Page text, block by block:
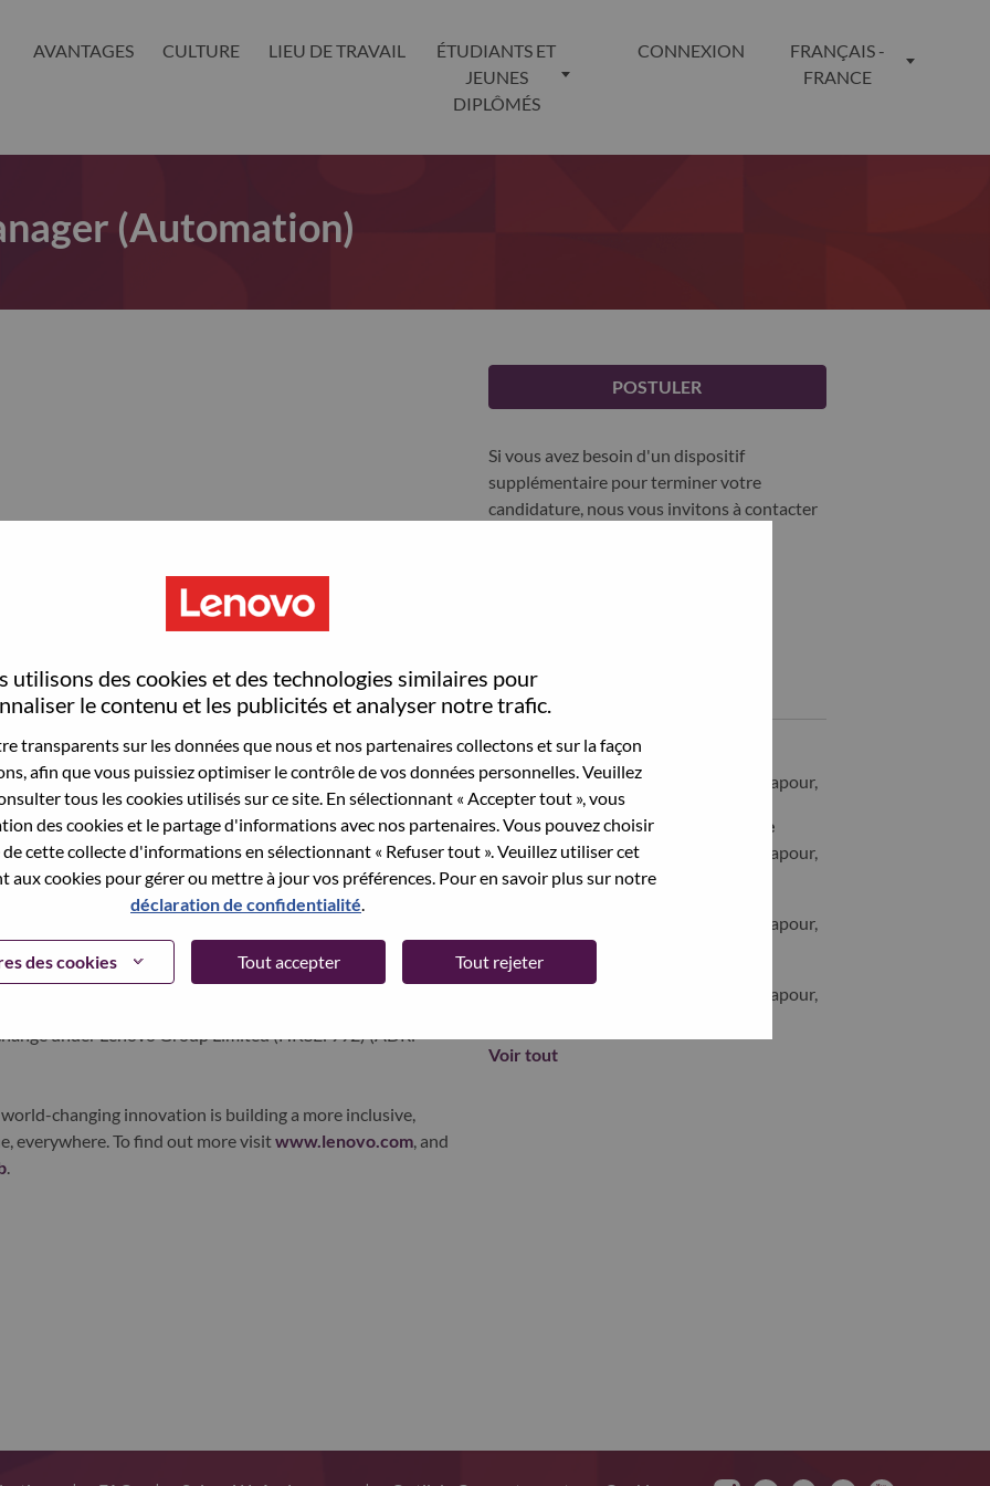
utilisons des cookies et des technologies similaires pour
le contenu et les publicités et analyser notre trafic.
transparents sur les données que nous et nos partenaires collectons et sur la façon
afin que vous puissiez optimiser le contrôle de vos données personnelles. Veuillez
tous les cookies utilisés sur ce site. En sélectionnant « Accepter tout », vous
des cookies et le partage d'informations avec nos partenaires. Vous pouvez choisir
cette collecte d'informations en sélectionnant « Refuser tout ». Veuillez utiliser cet
aux cookies pour gérer ou mettre à jour vos préférences. Pour en savoir plus sur notre
déclaration de confidentialité
des cookies Tout accepter Tout rejeter
AVANTAGES CULTURE LIEU DE TRAVAIL
ÉTUDIANTS ET
JEUNES
DIPLÔMÉS
CONNEXION
FRANÇAIS -
FRANCE
(Automation)
what we do. We WOW our customers.
powerhouse, ranked #153 in the Fortune Global
in 180 markets. Focused on a bold vision to deliver
its success as the world’s largest PC company with a full-
optimized devices (PCs, workstations, smartphones,
performance computing and software defined
Lenovo’s continued investment in world-changing
and smarter future for everyone, everywhere.
under Lenovo Group Limited (HKSE: 992) (ADR:
changing innovation is building a more inclusive,
everywhere. To find out more visitwww.lenovo.com, and
.
POSTULER
Si vous avez besoin d'un dispositif
supplémentaire pour terminer votre
candidature, nous vous invitons à contacter
Emplois similaires
[LPS] IT Sales Director
SINGAPORE, Central Singapore, Singapour,
Global Account Manager - Singapore
SINGAPORE, Central Singapore, Singapour,
SINGAPORE, Central Singapore, Singapour,
IT Sales Manager/Director
SINGAPORE, Central Singapore, Singapour,
Voir tout